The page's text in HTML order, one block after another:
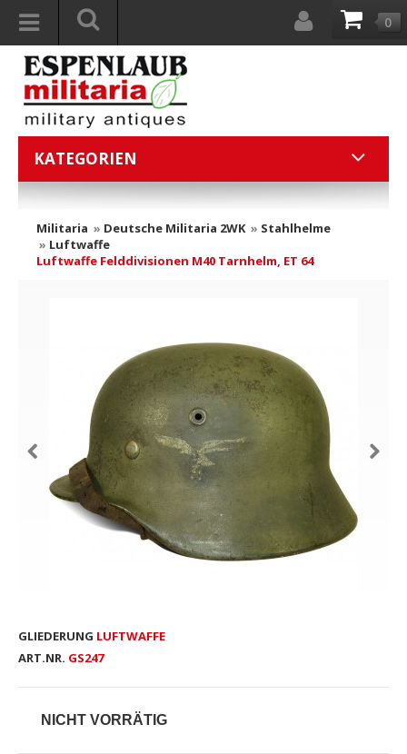
0
KATEGORIEN
Militaria » Deutsche Militaria 2WK » Stahlhelme
» Luftwaffe
Luftwaffe Felddivisionen M40 Tarnhelm, ET 64
GLIEDERUNG LUFTWAFFE
ART.NR. GS247
NICHT VORRÄTIG